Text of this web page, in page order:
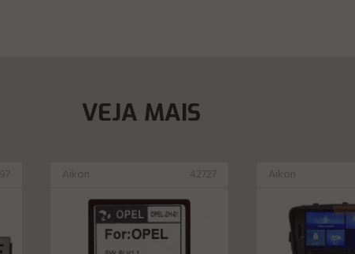
VEJA MAIS
Aikon 42727 Aikon